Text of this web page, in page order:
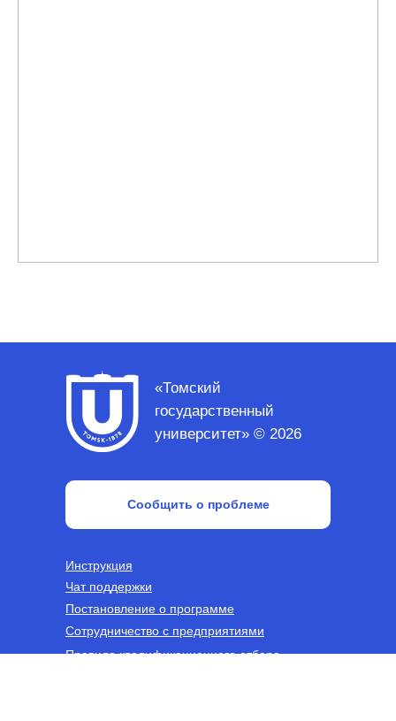
Сообщить о проблеме
Инструкция
Чат поддержки
Постановление о программе
«Томский
государственный
университет» © 2026
Сотрудничество с предприятиями
Правила квалификационного отбора